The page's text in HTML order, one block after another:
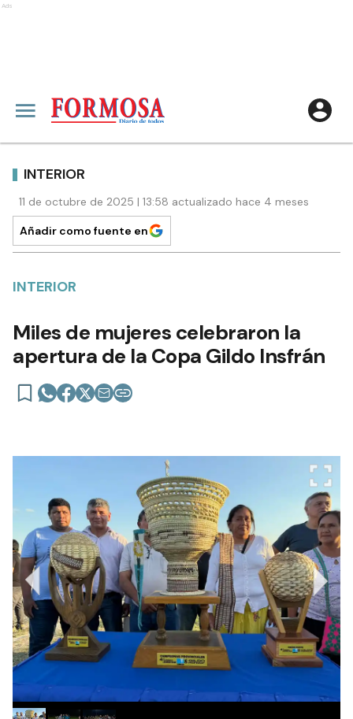
Ads
INTERIOR
11 de octubre de 2025 | 13:58 actualizado hace 4 meses
Añadir como fuente en
INTERIOR
Miles de mujeres celebraron la
apertura de la Copa Gildo Insfrán